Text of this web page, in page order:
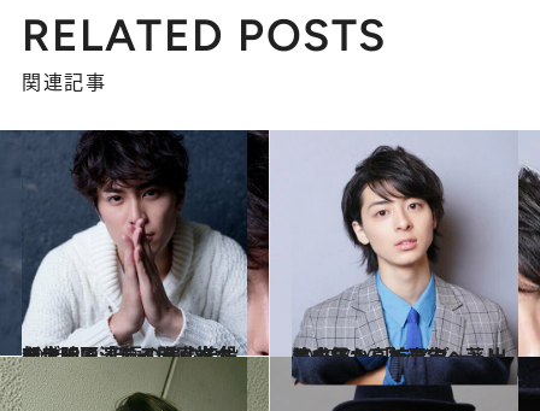
RELATED POSTS
関連記事
2016.2.5
新作映画『ライチ☆光クラブ』で 究極の美少年役を大胆に演じる間宮祥太朗
カルチャー 2015.7.10
美少年から美青年へ著しく成長！ 「ライダー」出演を経た高杉真宙
カルチャー